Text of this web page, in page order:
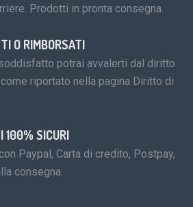
Prodotti in pronta consegna.
O RIMBORSATI
potrai avvalerti dal diritto
riportato nella pagina Diritto di
100% SICURI
Paypal, Carta di credito, Postpay,
consegna.